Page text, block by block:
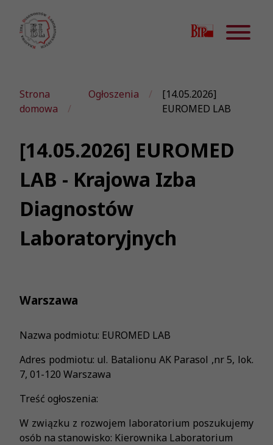
Strona
domowa
Ogłoszenia
[14.05.2026]
EUROMED LAB
[14.05.2026] EUROMED
LAB - Krajowa Izba
Diagnostów
Laboratoryjnych
Warszawa
Nazwa podmiotu: EUROMED LAB
Adres podmiotu: ul. Batalionu AK Parasol ,nr 5, lok.
7, 01-120 Warszawa
Treść ogłoszenia:
W związku z rozwojem laboratorium poszukujemy
osób na stanowisko: Kierownika Laboratorium